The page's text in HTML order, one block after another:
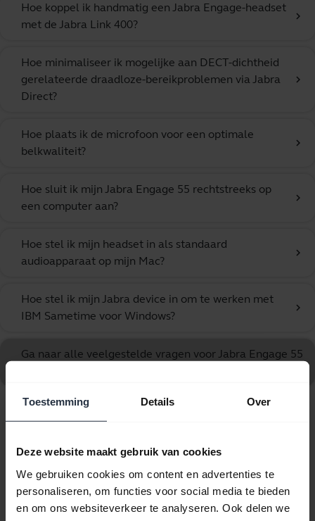
Toestemming Details Over
Deze website maakt gebruik van cookies
We gebruiken cookies om content en advertenties te
personaliseren, om functies voor social media te bieden
en om ons websiteverkeer te analyseren. Ook delen we
Hoe koppel ik handmatig een Jabra Engage-headset
met de Jabra Link 400?
chevron_right
Hoe minimaliseer ik mogelijke aan DECT-dichtheid
gerelateerde draadloze-bereikproblemen via Jabra
Direct?
chevron_right
Hoe plaats ik de microfoon voor een optimale
belkwaliteit?
chevron_right
Hoe sluit ik mijn Jabra Engage 55 rechtstreeks op
een computer aan?
chevron_right
Hoe stel ik mijn headset in als standaard
audioapparaat op mijn Mac?
chevron_right
Hoe stel ik mijn Jabra device in om te werken met
IBM Sametime voor Windows?
chevron_right
Ga naar alle veelgestelde vragen voor Jabra Engage 55
10 van 10 weergegeven
Productdocumenten